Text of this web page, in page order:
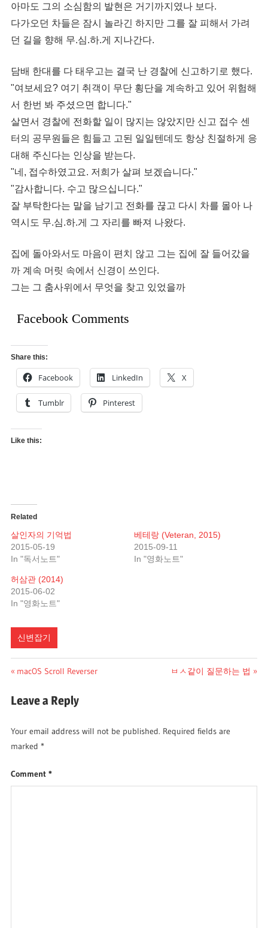
아마도 그의 소심함의 발현은 거기까지였나 보다.
다가오던 차들은 잠시 놀라긴 하지만 그를 잘 피해서 가려
던 길을 향해 무.심.하.게 지나간다.
담배 한대를 다 태우고는 결국 난 경찰에 신고하기로 했다.
"여보세요? 여기 취객이 무단 횡단을 계속하고 있어 위험해
서 한번 봐 주셨으면 합니다."
살면서 경찰에 전화할 일이 많지는 않았지만 신고 접수 센
터의 공무원들은 힘들고 고된 일일텐데도 항상 친절하게 응
대해 주신다는 인상을 받는다.
"네, 접수하였고요. 저희가 살펴 보겠습니다."
"감사합니다. 수고 많으십니다."
잘 부탁한다는 말을 남기고 전화를 끊고 다시 차를 몰아 나
역시도 무.심.하.게 그 자리를 빠져 나왔다.
집에 돌아와서도 마음이 편치 않고 그는 집에 잘 들어갔을
까 계속 머릿 속에서 신경이 쓰인다.
그는 그 춤사위에서 무엇을 찾고 있었을까
Facebook Comments
Share this:
Facebook LinkedIn X
Tumblr Pinterest
Like this:
Related
살인자의 기억법
2015-05-19
In "독서노트"
베테랑 (Veteran, 2015)
2015-09-11
In "영화노트"
허삼관 (2014)
2015-06-02
In "영화노트"
신변잡기
Post
navigation
Previous
macOS Scroll Reverser
Next
ㅂㅅ같이 질문하는 법
Leave a Reply
Your email address will not be published. Required fields are
marked *
Comment *